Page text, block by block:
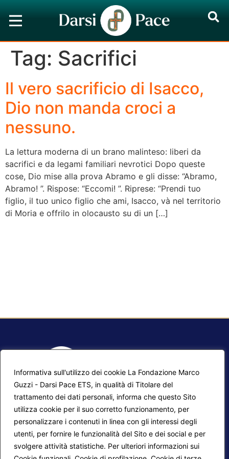
Informativa sull'utilizzo dei cookie La Fondazione Marco
Guzzi - Darsi Pace ETS, in qualità di Titolare del
trattamento dei dati personali, informa che questo Sito
utilizza cookie per il suo corretto funzionamento, per
personalizzare i contenuti in linea con gli interessi degli
utenti, per fornire le funzionalità del Sito e dei social e per
svolgere attività statistiche. Per ulteriori informazioni sui
Tag: Sacrifici
Il vero sacrificio di Isacco,
Dio non manda croci a
nessuno.
La lettura moderna di un brano malinteso: liberi da
sacrifici e da legami familiari nevrotici Dopo queste
cose, Dio mise alla prova Abramo e gli disse: “Abramo,
Abramo! ”. Rispose: “Eccomi! ”. Riprese: “Prendi tuo
figlio, il tuo unico figlio che ami, Isacco, và nel territorio
di Moria e offrilo in olocausto su di un […]
Mappa del sito
Progetti Darsi Pace
Calendario corsi
Privacy Policy